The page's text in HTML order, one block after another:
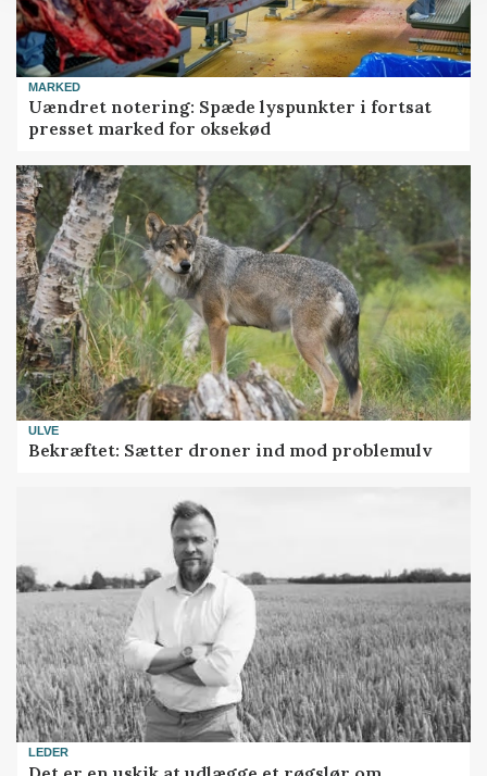
MARKED
Uændret notering: Spæde lyspunkter i fortsat
presset marked for oksekød
ULVE
Bekræftet: Sætter droner ind mod problemulv
LEDER